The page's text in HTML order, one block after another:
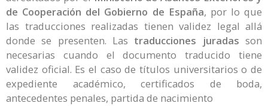
de Cooperación del Gobierno de España, por lo que
las traducciones realizadas tienen validez legal allá
donde se presenten. Las traducciones juradas son
necesarias cuando el documento traducido tiene
validez oficial. Es el caso de títulos universitarios o de
expediente académico, certificados de boda,
antecedentes penales, partida de nacimiento